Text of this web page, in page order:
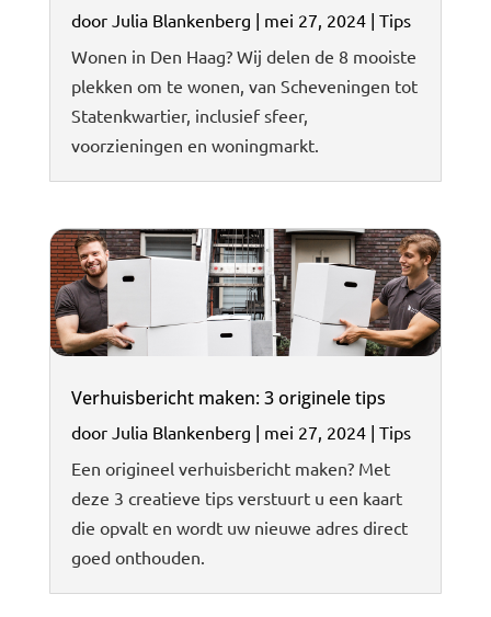
door Julia Blankenberg | mei 27, 2024| Tips
Wonen in Den Haag? Wij delen de 8 mooiste
plekken om te wonen, van Scheveningen tot
Statenkwartier, inclusief sfeer,
voorzieningen en woningmarkt.
Verhuisbericht maken: 3 originele tips
door Julia Blankenberg | mei 27, 2024| Tips
Een origineel verhuisbericht maken? Met
deze 3 creatieve tips verstuurt u een kaart
die opvalt en wordt uw nieuwe adres direct
goed onthouden.